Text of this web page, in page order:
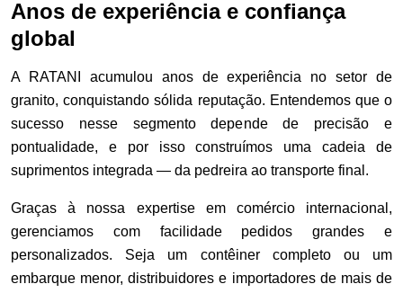
Anos de experiência e confiança
global
A RATANI acumulou anos de experiência no setor de
granito, conquistando sólida reputação. Entendemos que o
sucesso nesse segmento depende de precisão e
pontualidade, e por isso construímos uma cadeia de
suprimentos integrada — da pedreira ao transporte final.
Graças à nossa expertise em comércio internacional,
gerenciamos com facilidade pedidos grandes e
personalizados. Seja um contêiner completo ou um
embarque menor, distribuidores e importadores de mais de